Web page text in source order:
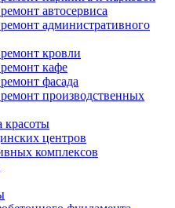
автосервиса
административного
кровли
кафе
фасада
производственных
красоты
центров
комплексов